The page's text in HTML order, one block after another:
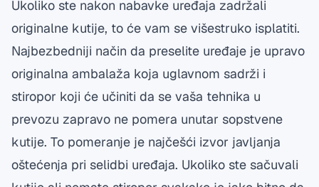
Ukoliko ste nakon nabavke uređaja zadržali
originalne kutije, to će vam se višestruko isplatiti.
Najbezbedniji način da preselite uređaje je upravo
originalna ambalaža koja uglavnom sadrži i
stiropor koji će učiniti da se vaša tehnika u
prevozu zapravo ne pomera unutar sopstvene
kutije. To pomeranje je najčešći izvor javljanja
oštećenja pri selidbi uređaja. Ukoliko ste sačuvali